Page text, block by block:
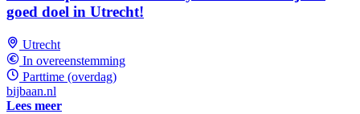
goed doel in Utrecht!
Utrecht
In overeenstemming
Parttime (overdag)
bijbaan.nl
Lees meer